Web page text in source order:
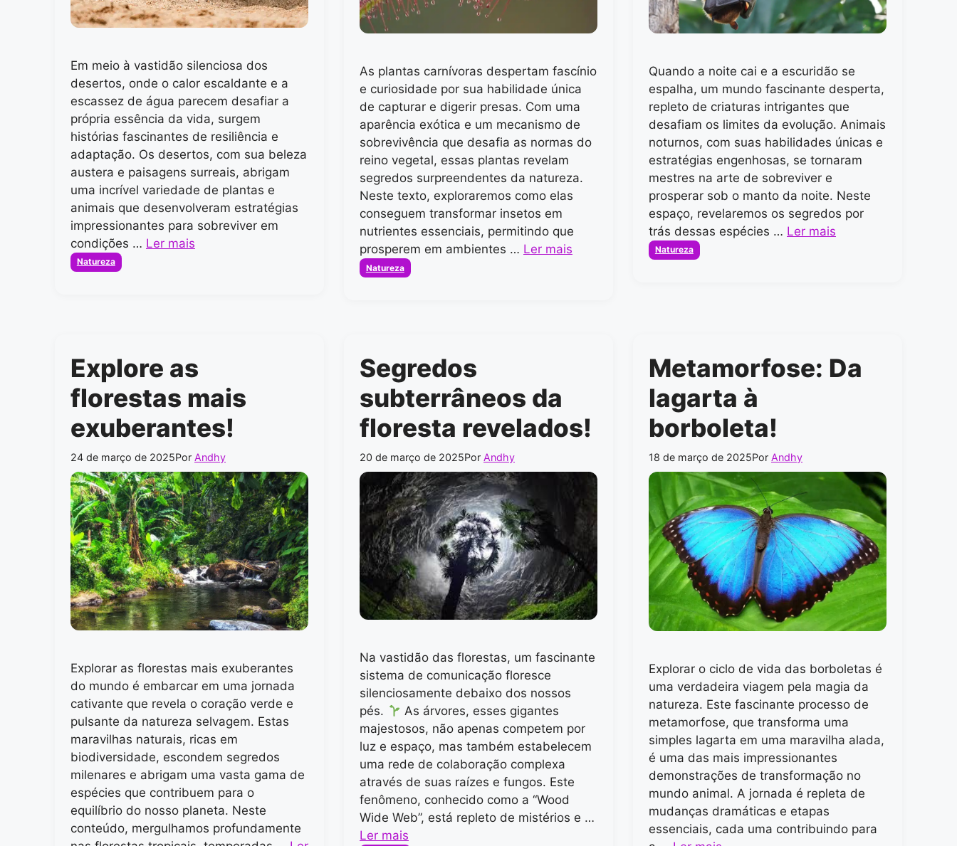
Em meio à vastidão silenciosa dos
desertos, onde o calor escaldante e a
escassez de água parecem desafiar a
própria essência da vida, surgem
histórias fascinantes de resiliência e
adaptação. Os desertos, com sua beleza
austera e paisagens surreais, abrigam
uma incrível variedade de plantas e
animais que desenvolveram estratégias
impressionantes para sobreviver em
condições … Ler mais
Categorias
Natureza
As plantas carnívoras despertam fascínio
e curiosidade por sua habilidade única
de capturar e digerir presas. Com uma
aparência exótica e um mecanismo de
sobrevivência que desafia as normas do
reino vegetal, essas plantas revelam
segredos surpreendentes da natureza.
Neste texto, exploraremos como elas
conseguem transformar insetos em
nutrientes essenciais, permitindo que
prosperem em ambientes … Ler mais
Categorias
Natureza
Quando a noite cai e a escuridão se
espalha, um mundo fascinante desperta,
repleto de criaturas intrigantes que
desafiam os limites da evolução. Animais
noturnos, com suas habilidades únicas e
estratégias engenhosas, se tornaram
mestres na arte de sobreviver e
prosperar sob o manto da noite. Neste
espaço, revelaremos os segredos por
trás dessas espécies … Ler mais
Categorias
Natureza
Explore as
florestas mais
exuberantes!
24 de março de 2025Por Andhy
Explorar as florestas mais exuberantes
do mundo é embarcar em uma jornada
cativante que revela o coração verde e
pulsante da natureza selvagem. Estas
maravilhas naturais, ricas em
biodiversidade, escondem segredos
milenares e abrigam uma vasta gama de
espécies que contribuem para o
equilíbrio do nosso planeta. Neste
conteúdo, mergulhamos profundamente
Segredos
subterrâneos da
floresta revelados!
20 de março de 2025Por Andhy
Na vastidão das florestas, um fascinante
sistema de comunicação floresce
silenciosamente debaixo dos nossos
pés.
As árvores, esses gigantes
majestosos, não apenas competem por
luz e espaço, mas também estabelecem
uma rede de colaboração complexa
através de suas raízes e fungos. Este
fenômeno, conhecido como a “Wood
Wide Web”, está repleto de mistérios e …
Ler mais
Metamorfose: Da
lagarta à
borboleta!
18 de março de 2025Por Andhy
Explorar o ciclo de vida das borboletas é
uma verdadeira viagem pela magia da
natureza. Este fascinante processo de
metamorfose, que transforma uma
simples lagarta em uma maravilha alada,
é uma das mais impressionantes
demonstrações de transformação no
mundo animal. A jornada é repleta de
mudanças dramáticas e etapas
essenciais, cada uma contribuindo para